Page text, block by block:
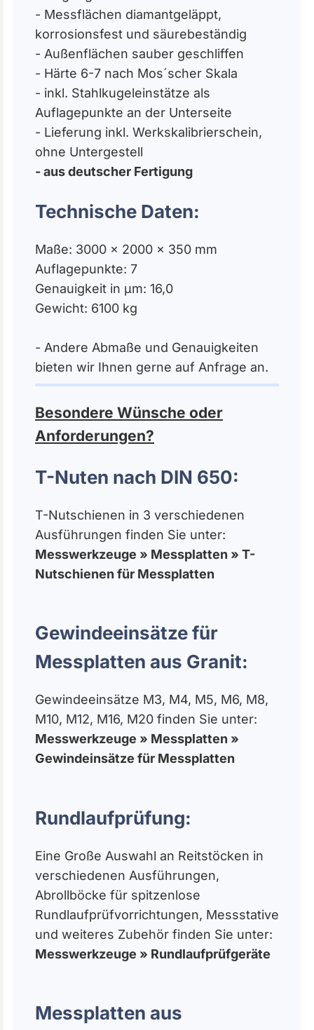
- Messflächen diamantgeläppt,
korrosionsfest und säurebeständig
- Außenflächen sauber geschliffen
- Härte 6-7 nach Mos´scher Skala
- inkl. Stahlkugeleinstätze als
Auflagepunkte an der Unterseite
- Lieferung inkl. Werkskalibrierschein,
ohne Untergestell
- aus deutscher Fertigung
Technische Daten:
Maße: 3000 x 2000 x 350 mm
Auflagepunkte: 7
Genauigkeit in µm: 16,0
Gewicht: 6100 kg
- Andere Abmaße und Genauigkeiten
bieten wir Ihnen gerne auf Anfrage an.
Besondere Wünsche oder
Anforderungen?
T-Nuten nach DIN 650:
T-Nutschienen in 3 verschiedenen
Ausführungen finden Sie unter:
Messwerkzeuge » Messplatten » T-
Nutschienen für Messplatten
Gewindeeinsätze für
Messplatten aus Granit:
Gewindeeinsätze M3, M4, M5, M6, M8,
M10, M12, M16, M20 finden Sie unter:
Messwerkzeuge » Messplatten »
Gewindeinsätze für Messplatten
Rundlaufprüfung:
Eine Große Auswahl an Reitstöcken in
verschiedenen Ausführungen,
Abrollböcke für spitzenlose
Rundlaufprüfvorrichtungen, Messstative
und weiteres Zubehör finden Sie unter:
Messwerkzeuge » Rundlaufprüfgeräte
Messplatten aus